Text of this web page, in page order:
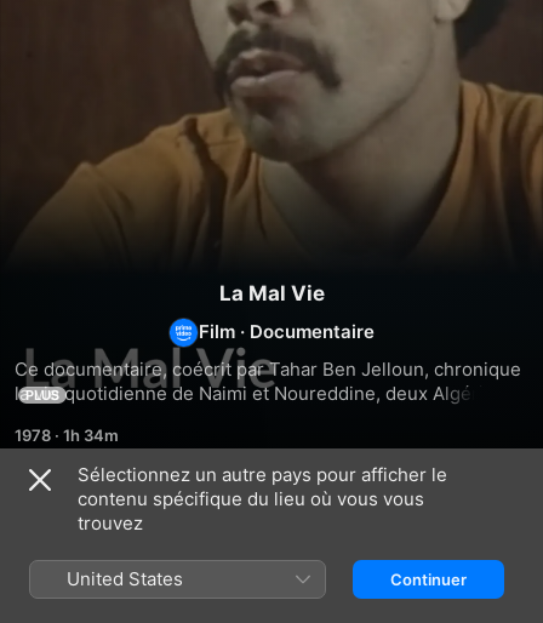
La Mal Vie
Film · Documentaire
Ce documentaire, coécrit par Tahar Ben Jelloun, chronique
la vie quotidienne de Naimi et Noureddine, deux Algériens
courage et sincérité de leur vie d'exilés, du plus
insupportable au plus douloureux : le manque d'instruction,
l'angoisse, la solitude, le racisme, la famille laissée en
Algérie...
PLUS
1978 · 1h 34m
Similaires
Gaulle,
vacances
malgré
Sélectionnez un autre pays pour afficher le
contenu spécifique du lieu où vous vous
trouvez
United States Continuer